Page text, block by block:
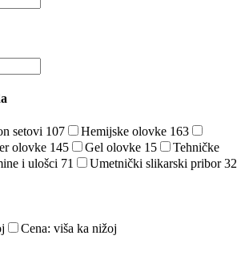
setovi 107 Hemijske olovke 163
olovke 145 Gel olovke 15
Tehničke
i ulošci 71 Umetnički slikarski pribor32
Cena: viša ka nižoj